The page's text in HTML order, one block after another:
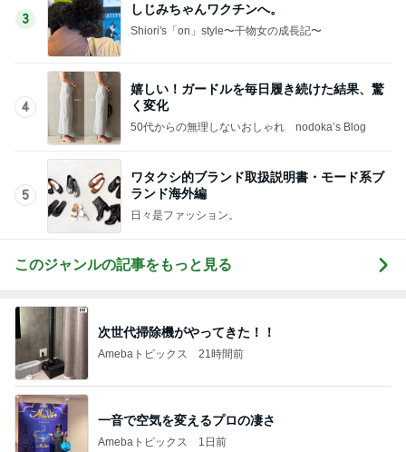
3
しじみちゃんワクチンへ。
Shiori's「on」style〜干物女の成長記〜
4
嬉しい！ガードルを毎日履き続けた結果、驚
く変化
50代からの無理しないおしゃれ nodoka’s Blog
5
ワタクシ的ブランド取扱説明書・モード系ブ
ランド海外編
日々是ファッション。
このジャンルの記事をもっと見る
次世代掃除機がやってきた！！
Amebaトピックス 21時間前
一音で空気を変えるプロの凄さ
Amebaトピックス 1日前